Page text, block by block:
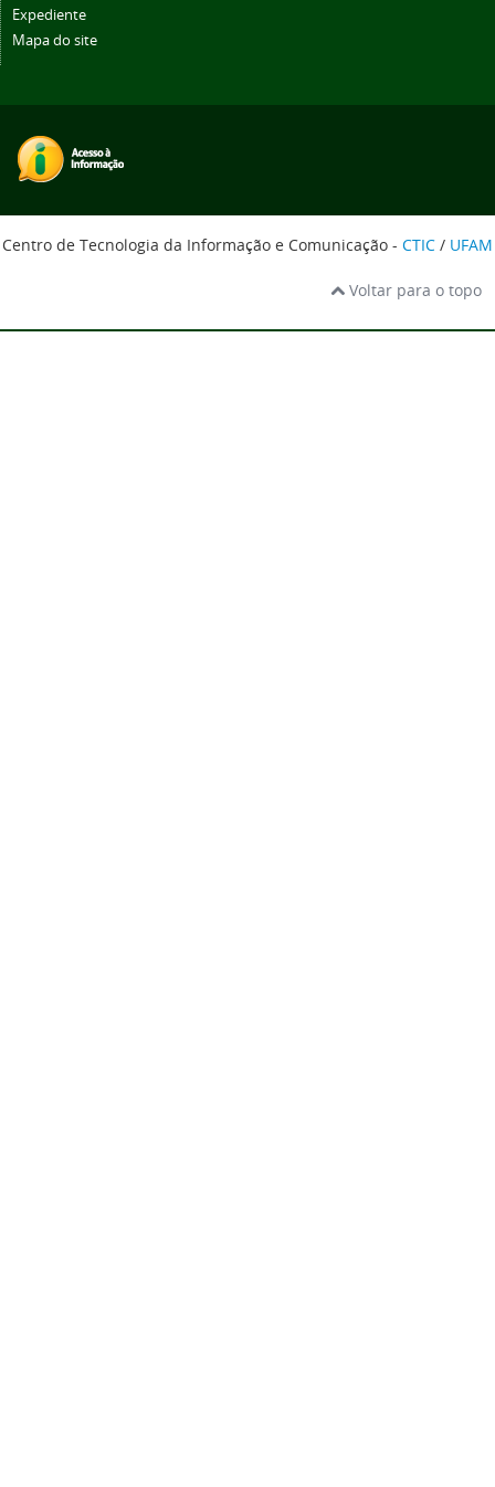
Expediente
Mapa do site
Centro de Tecnologia da Informação e Comunicação - CTIC / UFAM
Voltar para o topo